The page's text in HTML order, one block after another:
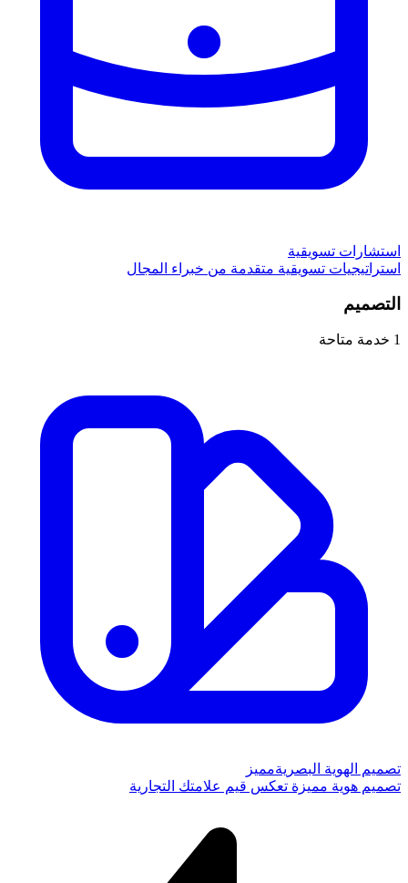
استشارات تسويقية
استراتيجيات تسويقية متقدمة من خبراء المجال
التصميم
1 خدمة متاحة
تصميم الهوية البصريةمميز
تصميم هوية مميزة تعكس قيم علامتك التجارية